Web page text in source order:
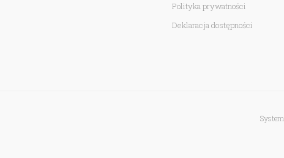
Polityka prywatności
Deklaracja dostępności